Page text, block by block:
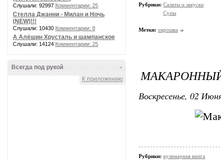
Слушали: 92997 Комментарии: 25
Стелла Джанни - Милан и Ночь
(NEW)!!!
Слушали: 10430 Комментарии: 8
А Алёшин Хрусталь и шампанское
Слушали: 14124 Комментарии: 25
-
Всегда под рукой
К приложению
Рубрики: Салаты и закуски
Супы
Метки: окрошка
Воскресенье, 02
Рубрики: кулинарная книга